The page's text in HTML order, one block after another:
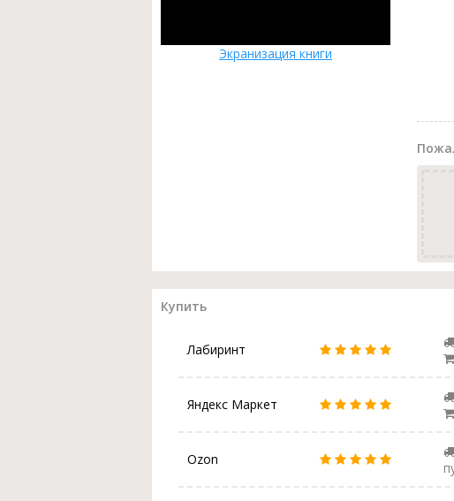
Экранизация книги
Купить
Лабиринт
Яндекс Маркет
Ozon